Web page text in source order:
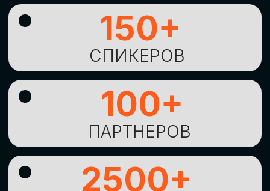
ИЗУЧЕНИЯНОВЫХ
ТЕХНОЛОГИЙИ
СТРАТЕГИЧЕСКИХ
ПОДХОДОВ К ЦИФРОВОЙ
ТРАНСФОРМАЦИИ
БИЗНЕСА
ОСТАВИТЬ